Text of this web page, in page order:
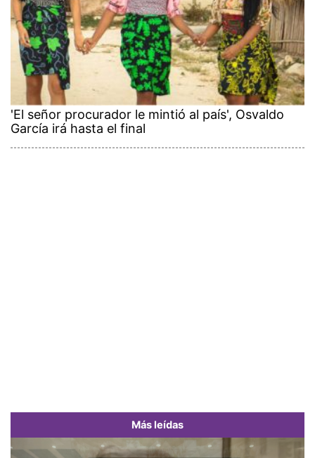
'El señor procurador le mintió al país', Osvaldo
García irá hasta el final
Más leídas